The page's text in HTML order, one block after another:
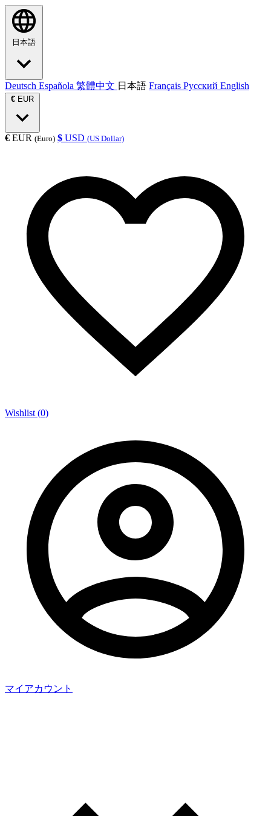
日本語
Deutsch Española 繁體中文 日本語 Français Русский English
€ EUR
€ EUR (Euro) $ USD (US Dollar)
Wishlist (0)
マイアカウント